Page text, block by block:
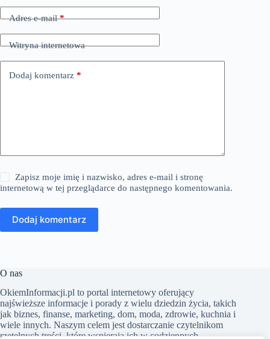
Adres e-mail*
Witryna internetowa
Dodaj komentarz *
Zapisz moje imię i nazwisko, adres e-mail i stronę
internetową w tej przeglądarce do następnego komentowania.
Dodaj komentarz
O nas
​OkiemInformacji.pl to portal internetowy oferujący
najświeższe informacje i porady z wielu dziedzin życia, takich
jak biznes, finanse, marketing, dom, moda, zdrowie, kuchnia i
wiele innych. Naszym celem jest dostarczanie czytelnikom
rzetelnych treści, które wspierają ich w codziennych